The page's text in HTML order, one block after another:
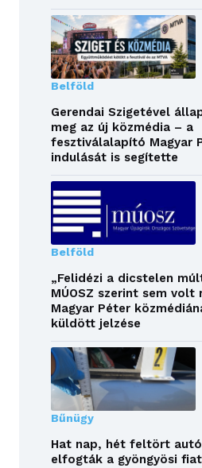
Belföld
Gerendai Szigetével
meg az új közmédia – a
fesztiválalapító Magyar
indulását is segítette
Belföld
„Felidézi a dicstelen
MÚOSZ szerint sem volt
Magyar Péter
küldött jelzése
Bűnügy
Hat nap, hét feltört
elfogták a gyöngyösi